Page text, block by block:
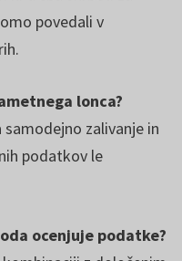
povedali v
lonca?
zalivanje in
podatkov le
ocenjuje podatke?